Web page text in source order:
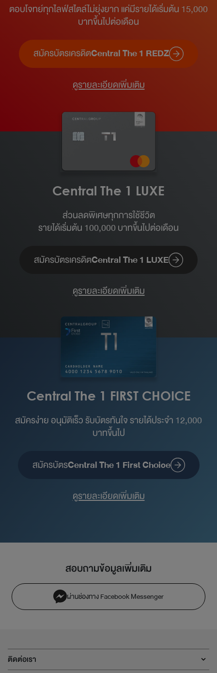
ตอบโจทย์ทุกไลฟ์สไตล์ไม่ยุ่งยาก แค่มีรายได้เริ่มต้น 15,000
บาทขึ้นไปต่อเดือน​
สมัครบัตรเครดิตCentral The 1 REDZ
ดูรายละเอียดเพิ่มเติม
Central The 1 LUXE
ส่วนลดพิเศษทุกการใช้ชีวิต
รายได้เริ่มต้น 100,000 บาทขึ้นไปต่อเดือน​
สมัครบัตรเครดิตCentral The 1 LUXE
ดูรายละเอียดเพิ่มเติม
Central The 1 FIRST CHOICE
สมัครง่าย อนุมัติเร็ว รับบัตรทันใจ รายได้ประจำ 12,000
บาทขึ้นไป
สมัครบัตรCentral The 1 First Choice
ดูรายละเอียดเพิ่มเติม
สอบถามข้อมูลเพิ่มเติม
ผ่านช่องทาง Facebook Messenger
ติดต่อเรา